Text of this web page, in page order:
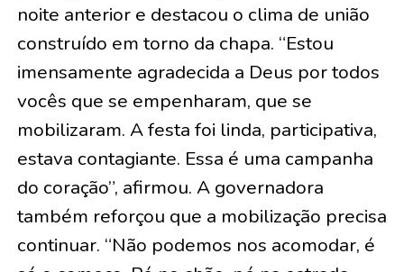
noite anterior e destacou o clima de união
construído em torno da chapa. “Estou
imensamente agradecida a Deus por todos
vocês que se empenharam, que se
mobilizaram. A festa foi linda, participativa,
estava contagiante. Essa é uma campanha
do coração”, afirmou. A governadora
também reforçou que a mobilização precisa
continuar. “Não podemos nos acomodar, é